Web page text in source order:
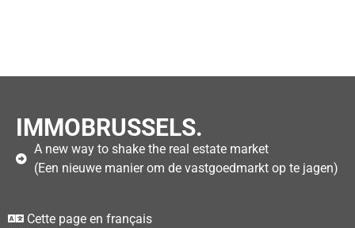
IMMOBRUSSELS.
A new way to shake the real estate market
(Een nieuwe manier om de vastgoedmarkt op te jagen)
Cette page en français